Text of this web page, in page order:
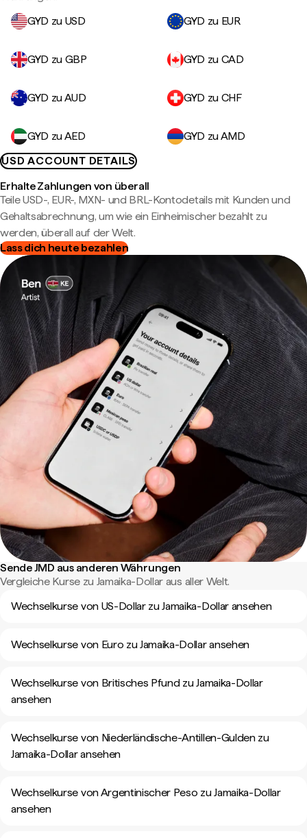
GYD zu USD
GYD zu EUR
GYD zu GBP GYD zu CAD
GYD zu AUD GYD zu CHF
GYD zu AED
GYD zu AMD
USD ACCOUNT DETAILS
Erhalte Zahlungen von überall
Teile USD-, EUR-, MXN- und BRL-Kontodetails mit Kunden und
Gehaltsabrechnung, um wie ein Einheimischer bezahlt zu
werden, überall auf der Welt.
Lass dich heute bezahlen
Sende JMD aus anderen Währungen
Vergleiche Kurse zu Jamaika-Dollar aus aller Welt.
Wechselkurse von US-Dollar zu Jamaika-Dollar ansehen
Wechselkurse von Euro zu Jamaika-Dollar ansehen
Wechselkurse von Britisches Pfund zu Jamaika-Dollar
ansehen
Wechselkurse von Niederländische-Antillen-Gulden zu
Jamaika-Dollar ansehen
Wechselkurse von Argentinischer Peso zu Jamaika-Dollar
ansehen